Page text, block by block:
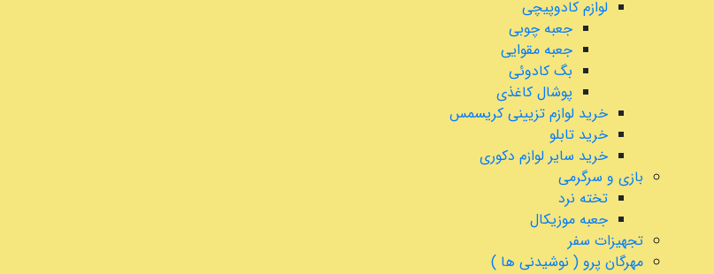
لوازم کادوپیچی
جعبه چوبی
جعبه مقوایی
بگ کادوئی
پوشال کاغذی
خرید لوازم تزیینی کریسمس
خرید تابلو
خرید سایر لوازم دکوری
بازی و سرگرمی
تخته نرد
جعبه موزیکال
تجهیزات سفر
مهرگان پرو ( نوشیدنی ها )